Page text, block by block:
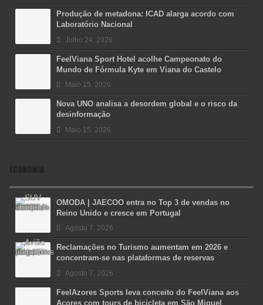
Produção de metadona: ICAD alarga acordo com
Laboratório Nacional
Julho 24, 2026
FeelViana Sport Hotel acolhe Campeonato do
Mundo de Fórmula Kyte em Viana do Castelo
Maio 15, 2026
Nova UNO analisa a desordem global e o risco da
desinformação
Maio 15, 2026
ECONOMIA
OMODA | JAECOO entra no Top 3 de vendas no
Reino Unido e cresce em Portugal
Agosto 7, 2026
Reclamações no Turismo aumentam em 2026 e
concentram-se nas plataformas de reservas
Agosto 7, 2026
FeelAzores Sports leva conceito do FeelViana aos
Açores com tours de bicicleta em São Miguel